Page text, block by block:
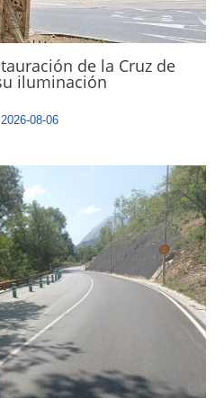
de la Cruz de
iluminación
2026-08-06